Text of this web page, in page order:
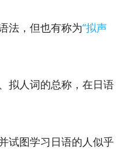
法，但也有称为“拟声
拟人词的总称，在日语
试图学习日语的人似乎